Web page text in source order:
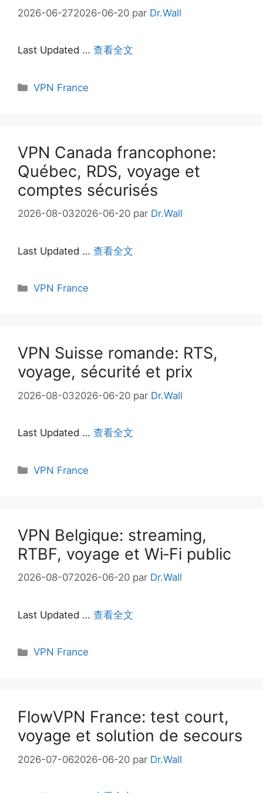
2026-06-272026-06-20 par Dr.Wall
Last Updated … 查看全文
Catégories
VPN France
VPN Canada francophone:
Québec, RDS, voyage et
comptes sécurisés
2026-08-032026-06-20 par Dr.Wall
Last Updated … 查看全文
Catégories
VPN France
VPN Suisse romande: RTS,
voyage, sécurité et prix
2026-08-032026-06-20 par Dr.Wall
Last Updated … 查看全文
Catégories
VPN France
VPN Belgique: streaming,
RTBF, voyage et Wi‑Fi public
2026-08-072026-06-20 par Dr.Wall
Last Updated … 查看全文
Catégories
VPN France
FlowVPN France: test court,
voyage et solution de secours
2026-07-062026-06-20 par Dr.Wall